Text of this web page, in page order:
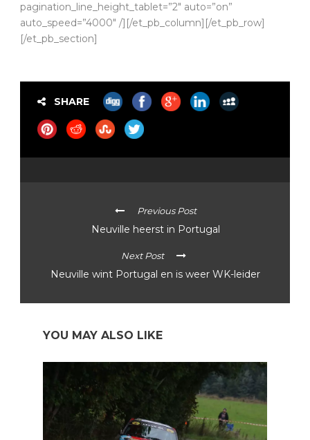
pagination_line_height_tablet=”2″ auto=”on”
auto_speed=”4000″ /][/et_pb_column][/et_pb_row]
[/et_pb_section]
SHARE
Previous Post
Neuville heerst in Portugal
Next Post
Neuville wint Portugal en is weer WK-leider
YOU MAY ALSO LIKE